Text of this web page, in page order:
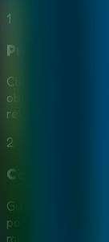
1
Procure em
Clique ou toque
objetos
revisar cada cena
2
Colete
Guarde
possam ajudar.
mecanismo ou